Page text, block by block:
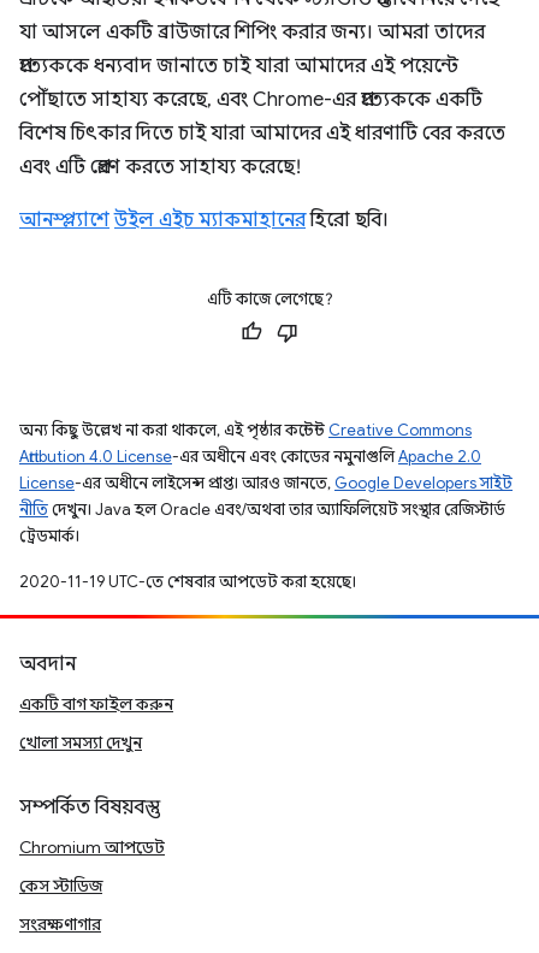
যা আসলে একটি ব্রাউজারে শিপিং করার জন্য। আমরা তাদের
প্রত্যেককে ধন্যবাদ জানাতে চাই যারা আমাদের এই পয়েন্টে
পৌঁছাতে সাহায্য করেছে, এবং Chrome-এর প্রত্যেককে একটি
বিশেষ চিৎকার দিতে চাই যারা আমাদের এই ধারণাটি বের করতে
এবং এটি প্রেরণ করতে সাহায্য করেছে!
আনস্প্ল্যাশে উইল এইচ ম্যাকমাহানেরহিরো ছবি।
এটি কাজে লেগেছে?
অন্য কিছু উল্লেখ না করা থাকলে, এই পৃষ্ঠার কন্টেন্ট Creative Commons
Attribution 4.0 License-এর অধীনে এবং কোডের নমুনাগুলিApache 2.0
License-এর অধীনে লাইসেন্স প্রাপ্ত। আরও জানতে, Google Developers সাইট
নীতিদেখুন। Java হল Oracle এবং/অথবা তার অ্যাফিলিয়েট সংস্থার রেজিস্টার্ড
ট্রেডমার্ক।
2020-11-19 UTC-তে শেষবার আপডেট করা হয়েছে।
অবদান
একটি বাগ ফাইল করুন
খোলা সমস্যা দেখুন
সম্পর্কিত বিষয়বস্তু
Chromium আপডেট
কেস স্টাডিজ
সংরক্ষণাগার